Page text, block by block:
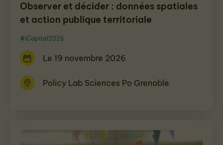
Observer et décider : données spatiales
et action publique territoriale
#iCapital2026
Le 19 novembre 2026
Policy Lab Sciences Po Grenoble